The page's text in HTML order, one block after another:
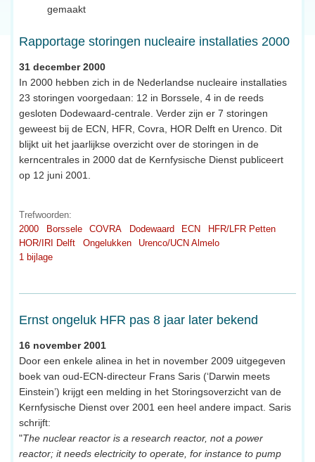
gemaakt
Rapportage storingen nucleaire installaties 2000
31 december 2000
In 2000 hebben zich in de Nederlandse nucleaire installaties
23 storingen voorgedaan: 12 in Borssele, 4 in de reeds
gesloten Dodewaard-centrale. Verder zijn er 7 storingen
geweest bij de ECN, HFR, Covra, HOR Delft en Urenco. Dit
blijkt uit het jaarlijkse overzicht over de storingen in de
kerncentrales in 2000 dat de Kernfysische Dienst publiceert
op 12 juni 2001.
Trefwoorden:
2000
Borssele COVRA Dodewaard ECN
HFR/LFR Petten
HOR/IRI Delft
Ongelukken
Urenco/UCN Almelo
1 bijlage
Ernst ongeluk HFR pas 8 jaar later bekend
16 november 2001
Door een enkele alinea in het in november 2009 uitgegeven
boek van oud-ECN-directeur Frans Saris (‘Darwin meets
Einstein’) krijgt een melding in het Storingsoverzicht van de
Kernfysische Dienst over 2001 een heel andere impact. Saris
schrijft:
"The nuclear reactor is a research reactor, not a power
reactor; it needs electricity to operate, for instance to pump